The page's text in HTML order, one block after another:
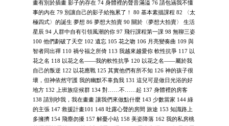
畫有別於插畫 影子的存在 74 身體裡的聲音滿溢 76 請包涵我不懂
事的內在 79 別讓自己的影子給拖累了！ 80 基本素描課程 82 〈太
極四式〉的誕生 夢想 86 夢想大拍賣 90 關於〈夢想大拍賣〉 生活
星辰 94 人群中自有引領風潮的你 97 飛行課程第一課 98 無聊三姿
100 他們劃破了天空 102 遺忘 105 花之吻 106 月亮變奏曲 109 與
智者同出禪 110 禍兮福之所倚 113 我越來越愛你 軟性抗爭 117 以
花之名 118 以花之名——我的軟性抗爭 120 以花之名——屬於我
自己的叛逆 122 以花應戰 125 其實他們有所不知 126 神的孩子很
壞，但神依然守護 我的幽默不辜負我 131 這兒可是做日光浴的好
地方 132 上班族症候群 134 對……不……起 137 身體裡的房客
138 請別吵我，我在畫畫 讓我們來做點什麼 143 少數當家 144 綠
的主張 147 救援計畫101 148 吐露心聲的房間 旅途 153 知識路上
多擁擠 154 飛塵勿擾 157 解憂小站 158 美姿降落 162 我的私房桃